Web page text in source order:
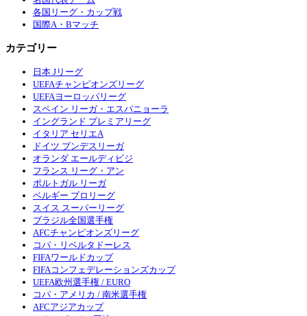
各国リーグ・カップ戦
国際A・Bマッチ
カテゴリー
日本 Jリーグ
UEFAチャンピオンズリーグ
UEFAヨーロッパリーグ
スペイン リーガ・エスパニョーラ
イングランド プレミアリーグ
イタリア セリエA
ドイツ ブンデスリーガ
オランダ エールディビジ
フランス リーグ・アン
ポルトガル リーガ
ベルギー プロリーグ
スイス スーパーリーグ
ブラジル全国選手権
AFCチャンピオンズリーグ
コパ・リベルタドーレス
FIFAワールドカップ
FIFAコンフェデレーションズカップ
UEFA欧州選手権 / EURO
コパ・アメリカ / 南米選手権
AFCアジアカップ